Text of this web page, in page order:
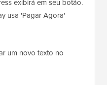
exibirá em seu botão.
usa 'Pagar Agora'
um novo texto no